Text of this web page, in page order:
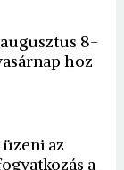
8-
hoz
az
a